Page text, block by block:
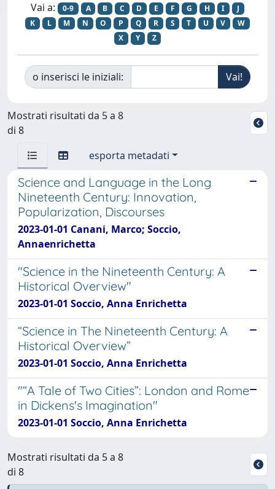
Vai a: 0-9 A B C D E F G H I
J
K
L M N O P Q R S T U V
W
X
Y Z
o inserisci le iniziali:
Mostrati risultati da 5 a 8
di 8
esporta metadati
Science and Language in the Long
Nineteenth Century: Innovation,
Popularization, Discourses
2023-01-01 Canani, Marco; Soccio,
Annaenrichetta
"Science in the Nineteenth Century: A
Historical Overview"
2023-01-01 Soccio, Anna Enrichetta
“Science in The Nineteenth Century: A
Historical Overview”
2023-01-01 Soccio, Anna Enrichetta
"“A Tale of Two Cities”: London and Rome
in Dickens's Imagination"
2023-01-01 Soccio, Anna Enrichetta
Mostrati risultati da 5 a 8
di 8